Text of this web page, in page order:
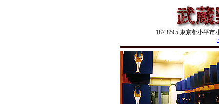
187-8505 東京都小平市